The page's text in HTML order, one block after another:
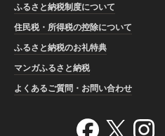
ふるさと納税制度について
住民税・所得税の控除について
ふるさと納税のお礼特典
マンガふるさと納税
よくあるご質問・お問い合わせ